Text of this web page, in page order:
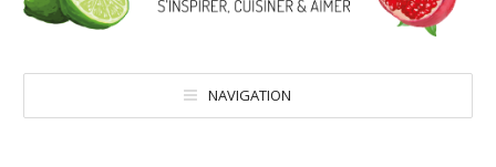
NAVIGATION